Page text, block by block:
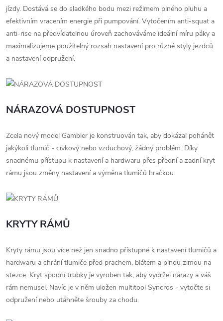
jízdy. Dostává se do sladkého bodu mezi režimem plného pluhu a
efektivním vracením energie při pumpování. Vytočením anti-squat a
anti-rise na předvídatelnou úroveň zachováváme ideální míru páky a
maximalizujeme použitelný rozsah nastavení pro různé styly jezdců
a nastavení odpružení.
NÁRAZOVÁ DOSTUPNOST
Zcela nový model Gambler je konstruován tak, aby dokázal pohánět
jakýkoli tlumič - cívkový nebo vzduchový, žádný problém. Díky
snadnému přístupu k nastavení a hardwaru přes přední a zadní kryt
rámu jsou změny nastavení a výměna tlumičů hračkou.
KRYTY RÁMŮ
Kryty rámu jsou více než jen snadno přístupné k nastavení tlumičů a
hardwaru a chrání tlumiče před prachem, blátem a plnou zimou na
stezce. Kryt spodní trubky je vyroben tak, aby vydržel nárazy a váš
rám nemusel. Navíc je v něm uložen multitool Syncros - vytočte si
odpružení nebo utáhněte šrouby za chodu.